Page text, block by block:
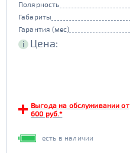
Полярность
Габариты
Гарантия (мес)
i Цена:
Выгода на обслуживании от
600 руб.*
есть в наличии